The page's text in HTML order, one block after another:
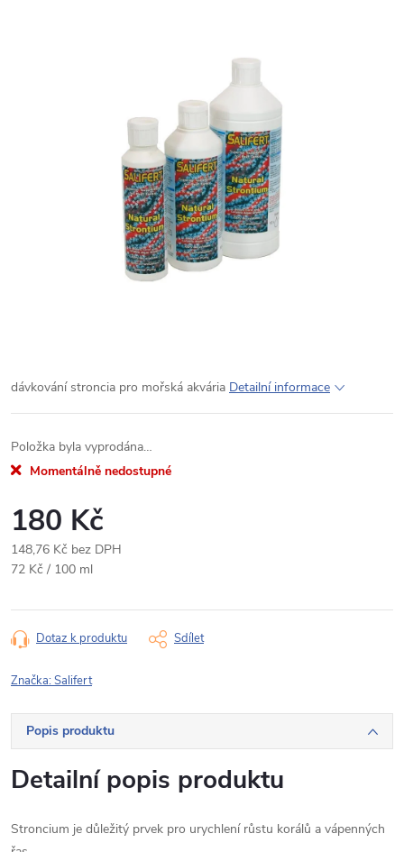
dávkování stroncia pro mořská akvária Detailní informace
Položka byla vyprodána…
Momentálně nedostupné
180 Kč
148,76 Kč bez DPH
Měrná
72 Kč / 100 ml
Dotaz k produktu Sdílet
Značka:Salifert
Popis produktu
Detailní popis produktu
Stroncium je důležitý prvek pro urychlení růstu korálů a vápenných